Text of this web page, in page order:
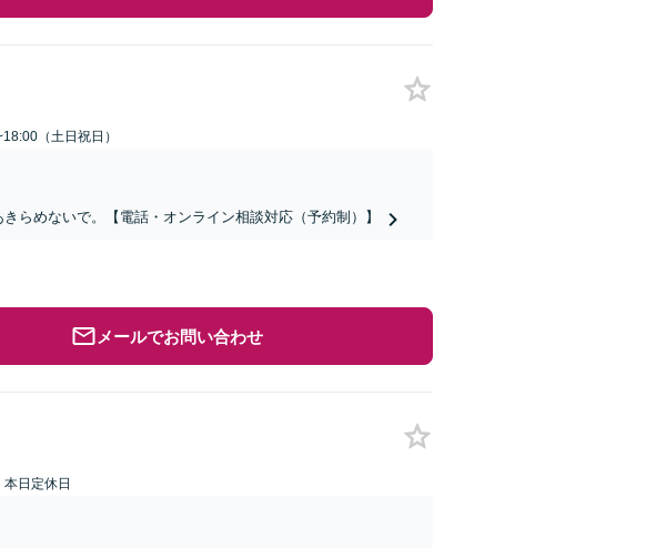
（土日祝日）
らめないで。【電話・オンライン相談対応（予約制）】
メールでお問い合わせ
日定休日